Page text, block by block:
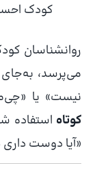
کودک
روانشناسان
می‌پرسد،
نیست» یا
کوتاه استفاده
«آیا دوست داری